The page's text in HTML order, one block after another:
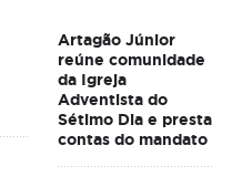
Artagão Júnior
reúne comunidade
da Igreja
Adventista do
Sétimo Dia e presta
contas do mandato